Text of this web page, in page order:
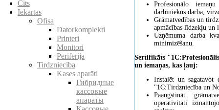
Cits
Iekārtas
Ofisa
Datorkomplekti
Printeri
Monitori
Perifērija
Tirdzniecība
Kases aparāti
Гибридные
кассовые
апараты
Profesionālo
darbiniekus darbā,
Grāmatvedības un
apmācības līdzekļu un
Uzņēmuma darba
minimizēšanu.
Sertifikāts
un iemaņas, kas ļauj:
Instalēt un sagatavot
"1C:Tirdzniecība un
Paaugstināt
operativitāti